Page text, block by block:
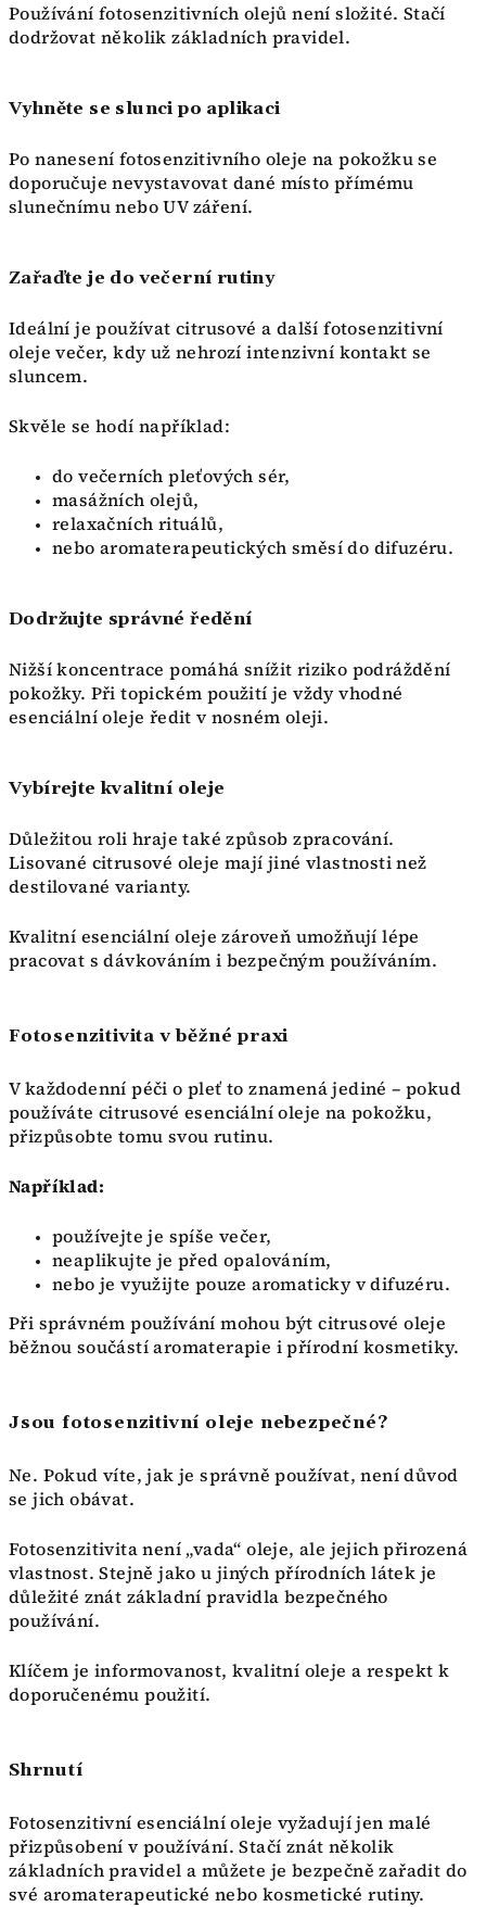
Používání fotosenzitivních olejů není složité. Stačí
dodržovat několik základních pravidel.
Vyhněte se slunci po aplikaci
Po nanesení fotosenzitivního oleje na pokožku se
doporučuje nevystavovat dané místo přímému
slunečnímu nebo UV záření.
Zařaďte je do večerní rutiny
Ideální je používat citrusové a další fotosenzitivní
oleje večer, kdy už nehrozí intenzivní kontakt se
sluncem.
Skvěle se hodí například:
do večerních pleťových sér,
masážních olejů,
relaxačních rituálů,
nebo aromaterapeutických směsí do difuzéru.
Dodržujte správné ředění
Nižší koncentrace pomáhá snížit riziko podráždění
pokožky. Při topickém použití je vždy vhodné
esenciální oleje ředit v nosném oleji.
Vybírejte kvalitní oleje
Důležitou roli hraje také způsob zpracování.
Lisované citrusové oleje mají jiné vlastnosti než
destilované varianty.
Kvalitní esenciální oleje zároveň umožňují lépe
pracovat s dávkováním i bezpečným používáním.
Fotosenzitivita v běžné praxi
V každodenní péči o pleť to znamená jediné – pokud
používáte citrusové esenciální oleje na pokožku,
přizpůsobte tomu svou rutinu.
Například:
používejte je spíše večer,
neaplikujte je před opalováním,
nebo je využijte pouze aromaticky v difuzéru.
Při správném používání mohou být citrusové oleje
běžnou součástí aromaterapie i přírodní kosmetiky.
Jsou fotosenzitivní oleje nebezpečné?
Ne. Pokud víte, jak je správně používat, není důvod
se jich obávat.
Fotosenzitivita není „vada“ oleje, ale jejich přirozená
vlastnost. Stejně jako u jiných přírodních látek je
důležité znát základní pravidla bezpečného
používání.
Klíčem je informovanost, kvalitní oleje a respekt k
doporučenému použití.
Shrnutí
Fotosenzitivní esenciální oleje vyžadují jen malé
přizpůsobení v používání. Stačí znát několik
základních pravidel a můžete je bezpečně zařadit do
své aromaterapeutické nebo kosmetické rutiny.